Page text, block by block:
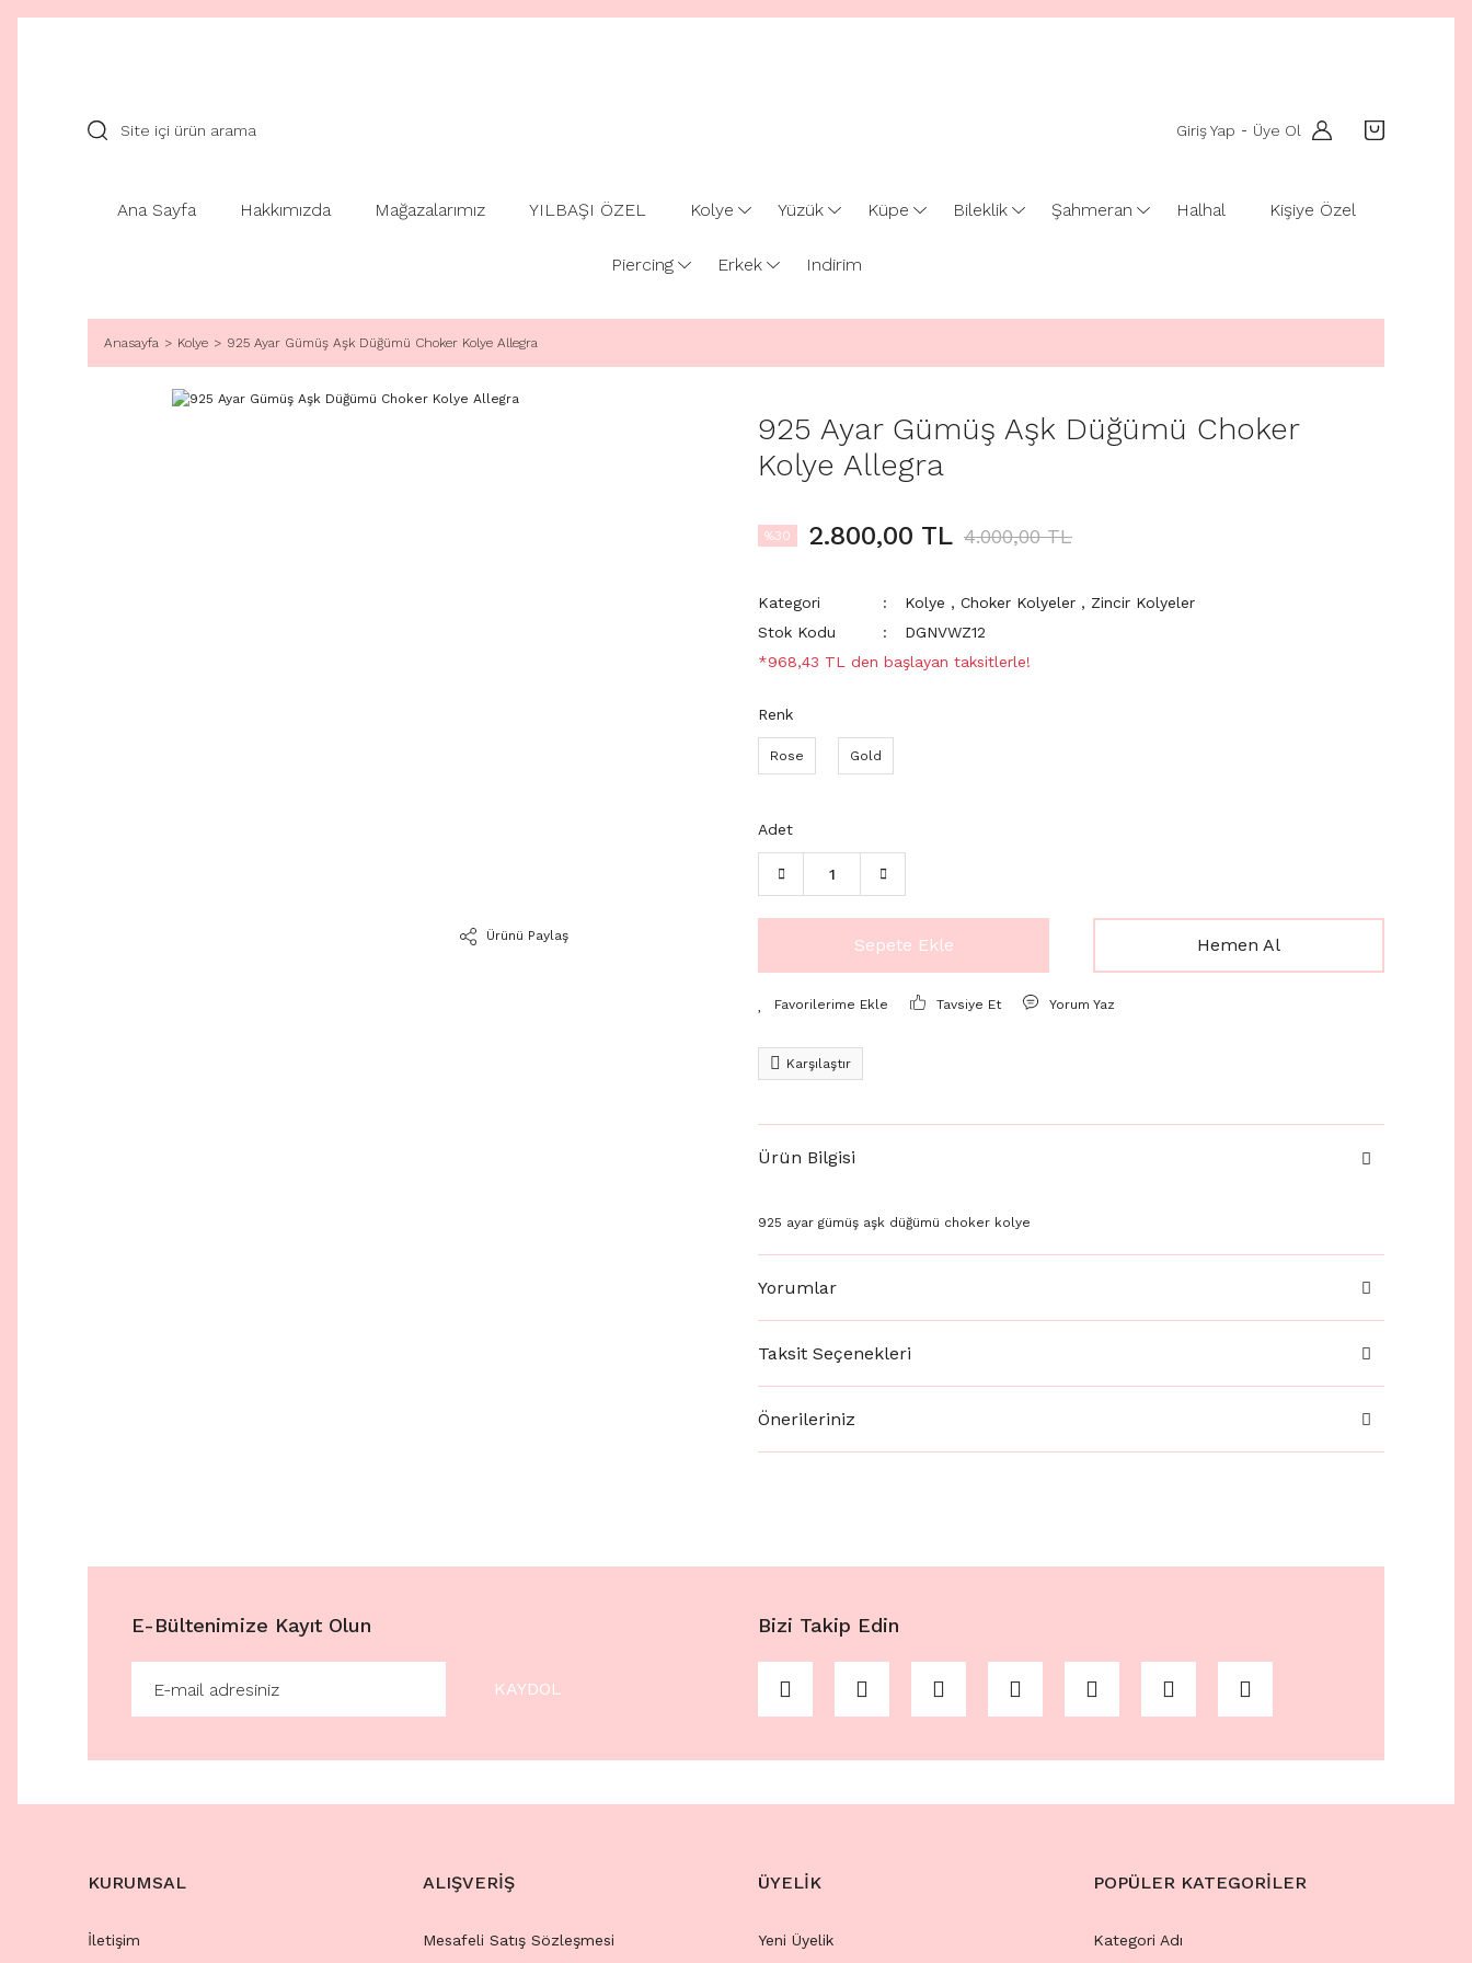
Giriş Yap - Üye Ol
Ana Sayfa Hakkımızda Mağazalarımız YILBAŞI ÖZEL Kolye Yüzük Küpe Bileklik Şahmeran Halhal Kişiye Özel
Piercing Erkek Indirim
Anasayfa Kolye 925 Ayar Gümüş Aşk Düğümü Choker Kolye Allegra
Ürünü Paylaş
925 Ayar Gümüş Aşk Düğümü Choker
Kolye Allegra
%30 2.800,00 TL 4.000,00 TL
Kategori Kolye ,Choker Kolyeler , Zincir Kolyeler
Stok Kodu
DGNVWZ12
*968,43 TL den başlayan taksitlerle!
Renk
Rose Gold
Adet
Sepete Ekle Hemen Al
Tavsiye Et Yorum Yaz
Karşılaştır
Ürün Bilgisi
925 ayar gümüş aşk düğümü choker kolye
Yorumlar
Taksit Seçenekleri
Önerileriniz
E-Bültenimize Kayıt Olun
KAYDOL
Bizi Takip Edin
KURUMSAL
İletişim
ALIŞVERİŞ
Mesafeli Satış Sözleşmesi
ÜYELİK
Yeni Üyelik
POPÜLER KATEGORİLER
Kategori Adı